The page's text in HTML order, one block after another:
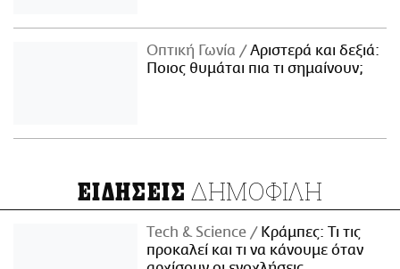
Οπτική Γωνία
Αριστερά και δεξιά:
Ποιος θυμάται πια τι σημαίνουν;
ΕΙΔΗΣΕΙΣ ΔΗΜΟΦΙΛΗ
Τech & Science
Κράμπες: Τι τις
προκαλεί και τι να κάνουμε όταν